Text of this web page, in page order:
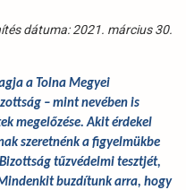
dátuma: 2021. március 30.
a Tolna Megyei
– mint nevében is
megelőzése. Akit érdekel
szeretnénk a figyelmükbe
tűzvédelmi tesztjét,
buzdítunk arra, hogy